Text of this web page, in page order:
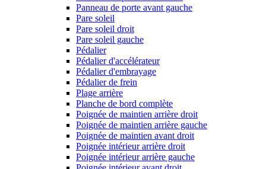
Panneau de porte avant gauche
Pare soleil
Pare soleil droit
Pare soleil gauche
Pédalier
Pédalier d'accélérateur
Pédalier d'embrayage
Pédalier de frein
Plage arrière
Planche de bord complète
Poignée de maintien arrière droit
Poignée de maintien arrière gauche
Poignée de maintien avant droit
Poignée intérieur arrière droit
Poignée intérieur arrière gauche